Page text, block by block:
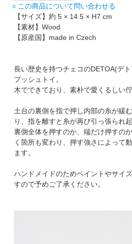
○ この商品について問い合わせる
【サイズ】約 5 × 14.5 × H7 cm
【素材】Wood
【原産国】made in Czech
長い歴史を持つチェコのDETOA(デ
プッシュトイ。
木でできており、素朴で愛くるしい
土台の裏側を指で押し内部の糸が緩
り、指を離すと糸が再び引っ張られ
裏側全体を押すのか、端だけ押すの
く箇所も変わり、押す強さによって
ます。
ハンドメイドのためペイントやサイ
すので予めご了承ください。